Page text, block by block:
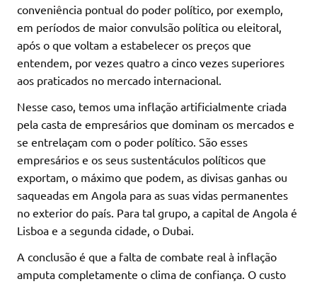
conveniência pontual do poder político, por exemplo,
em períodos de maior convulsão política ou eleitoral,
após o que voltam a estabelecer os preços que
entendem, por vezes quatro a cinco vezes superiores
aos praticados no mercado internacional.
Nesse caso, temos uma inflação artificialmente criada
pela casta de empresários que dominam os mercados e
se entrelaçam com o poder político. São esses
empresários e os seus sustentáculos políticos que
exportam, o máximo que podem, as divisas ganhas ou
saqueadas em Angola para as suas vidas permanentes
no exterior do país. Para tal grupo, a capital de Angola é
Lisboa e a segunda cidade, o Dubai.
A conclusão é que a falta de combate real à inflação
amputa completamente o clima de confiança. O custo